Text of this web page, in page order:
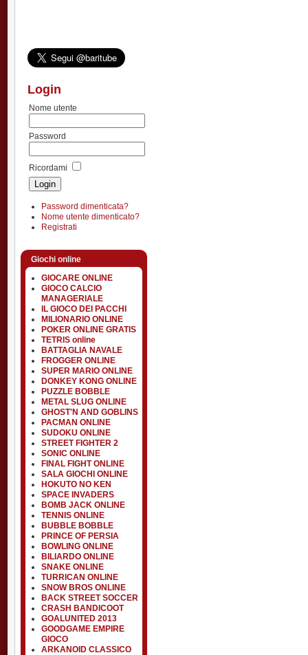
Login
Nome utente
Password
Ricordami
Password dimenticata?
Nome utente dimenticato?
Registrati
Giochi online
GIOCARE ONLINE
GIOCO CALCIO
MANAGERIALE
IL GIOCO DEI PACCHI
MILIONARIO ONLINE
POKER ONLINE GRATIS
TETRIS online
BATTAGLIA NAVALE
FROGGER ONLINE
SUPER MARIO ONLINE
DONKEY KONG ONLINE
PUZZLE BOBBLE
METAL SLUG ONLINE
GHOST'N AND GOBLINS
PACMAN ONLINE
SUDOKU ONLINE
STREET FIGHTER 2
SONIC ONLINE
FINAL FIGHT ONLINE
SALA GIOCHI ONLINE
HOKUTO NO KEN
SPACE INVADERS
BOMB JACK ONLINE
TENNIS ONLINE
BUBBLE BOBBLE
PRINCE OF PERSIA
BOWLING ONLINE
BILIARDO ONLINE
SNAKE ONLINE
TURRICAN ONLINE
SNOW BROS ONLINE
BACK STREET SOCCER
CRASH BANDICOOT
GOALUNITED 2013
GOODGAME EMPIRE
GIOCO
ARKANOID CLASSICO